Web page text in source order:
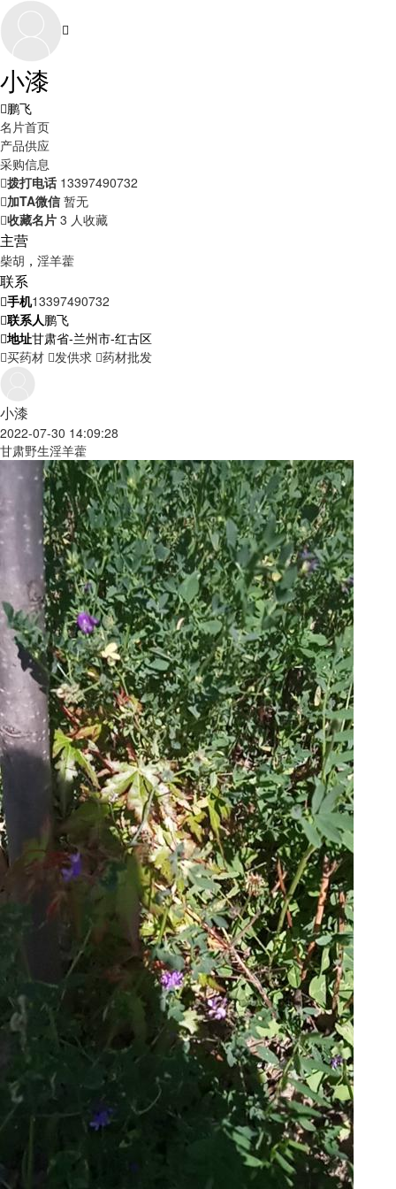
小漆
鹏飞
名片首页
产品供应
采购信息
拨打电话 13397490732
加TA微信 暂无
收藏名片 3 人收藏
主营
柴胡 ， 淫羊藿
联系
手机13397490732
联系人鹏飞
地址甘肃省-兰州市-红古区
买药材 发供求 药材批发
小漆
2022-07-30 14:09:28
甘肃野生淫羊藿